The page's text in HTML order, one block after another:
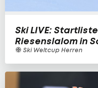
Ski LIVE:
Riesenslalom in
Ski Weltcup Herren